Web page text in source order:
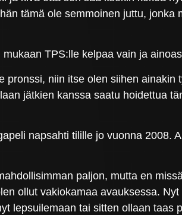
tämä ole semmoinen juttu, jonka
TPS:lle kelpaa vain ja
pronssi, niin itse olen siihen ainakin
jätkien kanssa saatu hoidettua
napsahti tilille jo vuonna 2008.
paljon, mutta en
ollut vakiokamaa avauksessa.
lepsuilemaan tai sitten ollaan taas